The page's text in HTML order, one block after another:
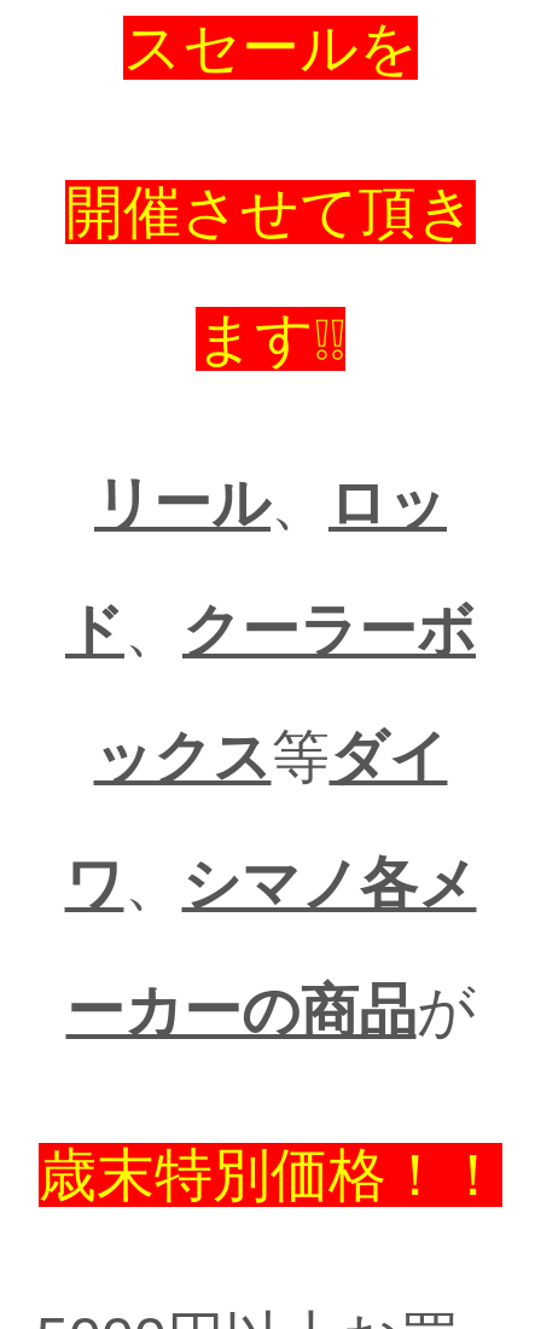
スセールを
開催させて頂き
ます❕❕
リール、
ロッ
ド、 クーラーボ
ックス等ダイ
ワ 、 シマノ各メ
ーカーの商品が
歳末特別価格！！